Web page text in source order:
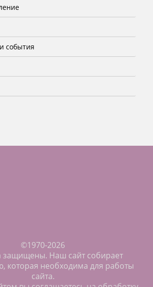
события
©1970-2026
защищены. Наш сайт собирает
которая необходима для работы
сайта.